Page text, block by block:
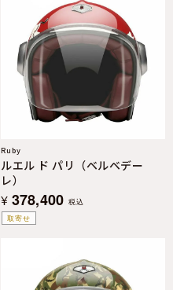
取寄せ
Ruby
ルエル ド パリ（ベルベデー
レ）
¥ 378,400 税込